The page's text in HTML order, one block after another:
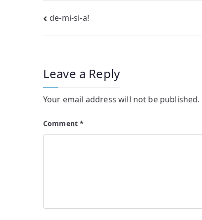
Post
navigation
de-mi-si-a!
Leave a Reply
Your email address will not be published.
Comment*